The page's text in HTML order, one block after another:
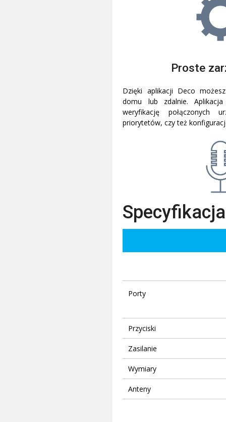
Proste
Dzięki aplikacji Deco
domu lub zdalnie.
weryfikację połączonych
priorytetów, czy też
Specyfikacja
Porty
Przyciski
Zasilanie
Wymiary
Anteny